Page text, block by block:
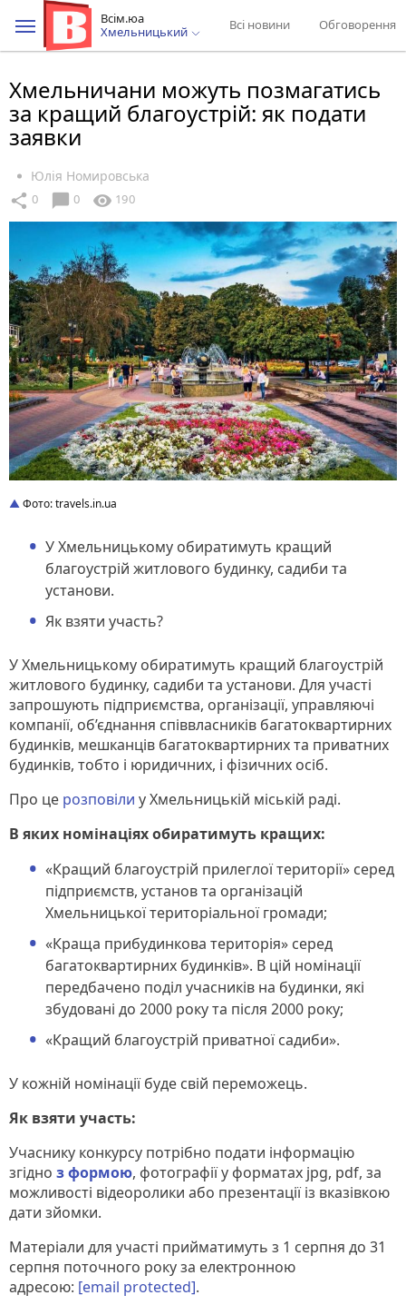
Всім.юа
Хмельницький
Всі новини Обговорення
Хмельничани можуть позмагатись
за кращий благоустрій: як подати
заявки
Юлія Номировська
share 0 chat_bubble 0 visibility 190
Фото: travels.in.ua
У Хмельницькому обиратимуть кращий
благоустрій житлового будинку, садиби та
установи.
Як взяти участь?
У Хмельницькому обиратимуть кращий благоустрій
житлового будинку, садиби та установи. Для участі
запрошують підприємства, організації, управляючі
компанії, об’єднання співвласників багатоквартирних
будинків, мешканців багатоквартирних та приватних
будинків, тобто і юридичних, і фізичних осіб.
Про це розповіли у Хмельницькій міській раді.
В яких номінаціях обиратимуть кращих:
«Кращий благоустрій прилеглої території» серед
підприємств, установ та організацій
Хмельницької територіальної громади;
«Краща прибудинкова територія» серед
багатоквартирних будинків». В цій номінації
передбачено поділ учасників на будинки, які
збудовані до 2000 року та після 2000 року;
«Кращий благоустрій приватної садиби».
У кожній номінації буде свій переможець.
Як взяти участь:
Учаснику конкурсу потрібно подати інформацію
згідно з формою, фотографії у форматах jpg, pdf, за
можливості відеоролики або презентації із вказівкою
дати зйомки.
Матеріали для участі прийматимуть з 1 серпня до 31
серпня поточного року за електронною
адресою: [email protected].